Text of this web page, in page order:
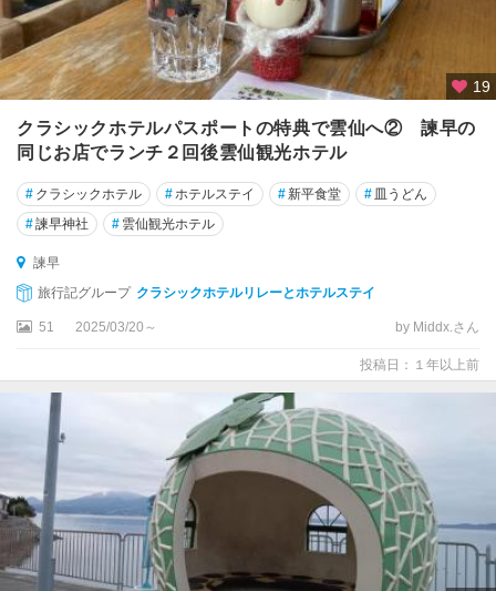
19
クラシックホテルパスポートの特典で雲仙へ② 諫早の
同じお店でランチ２回後雲仙観光ホテル
# クラシックホテル #ホテルステイ #新平食堂 # 皿うどん
#諫早神社 # 雲仙観光ホテル
諫早
旅行記グループ クラシックホテルリレーとホテルステイ
51 2025/03/20～ by Middx.さん
投稿日：１年以上前